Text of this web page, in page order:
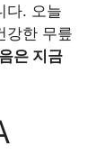
다. 오늘
강한 무릎
은 지금